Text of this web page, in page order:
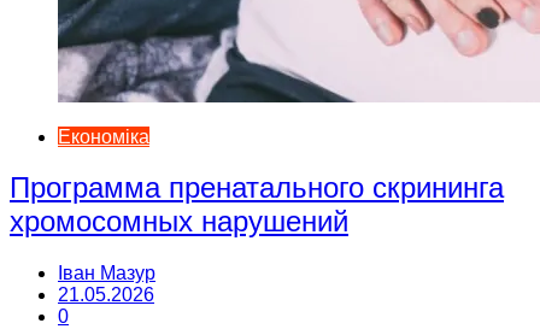
Економіка
Программа пренатального скрининга
хромосомных нарушений
Іван Мазур
21.05.2026
0